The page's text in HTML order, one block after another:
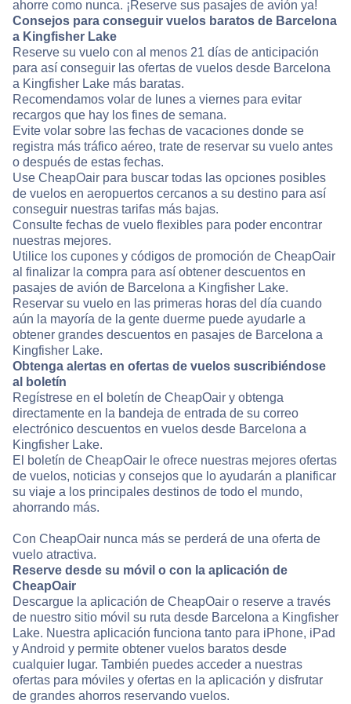
ahorre como nunca. ¡Reserve sus pasajes de avión ya!
Consejos para conseguir vuelos baratos de Barcelona
a Kingfisher Lake
Reserve su vuelo con al menos 21 días de anticipación
para así conseguir las ofertas de vuelos desde Barcelona
a Kingfisher Lake más baratas.
Recomendamos volar de lunes a viernes para evitar
recargos que hay los fines de semana.
Evite volar sobre las fechas de vacaciones donde se
registra más tráfico aéreo, trate de reservar su vuelo antes
o después de estas fechas.
Use CheapOair para buscar todas las opciones posibles
de vuelos en aeropuertos cercanos a su destino para así
conseguir nuestras tarifas más bajas.
Consulte fechas de vuelo flexibles para poder encontrar
nuestras mejores.
Utilice los cupones y códigos de promoción de CheapOair
al finalizar la compra para así obtener descuentos en
pasajes de avión de Barcelona a Kingfisher Lake.
Reservar su vuelo en las primeras horas del día cuando
aún la mayoría de la gente duerme puede ayudarle a
obtener grandes descuentos en pasajes de Barcelona a
Kingfisher Lake.
Obtenga alertas en ofertas de vuelos suscribiéndose
al boletín
Regístrese en el boletín de CheapOair y obtenga
directamente en la bandeja de entrada de su correo
electrónico descuentos en vuelos desde Barcelona a
Kingfisher Lake.
El boletín de CheapOair le ofrece nuestras mejores ofertas
de vuelos, noticias y consejos que lo ayudarán a planificar
su viaje a los principales destinos de todo el mundo,
ahorrando más.
Con CheapOair nunca más se perderá de una oferta de
vuelo atractiva.
Reserve desde su móvil o con la aplicación de
CheapOair
Descargue la aplicación de CheapOair o reserve a través
de nuestro sitio móvil su ruta desde Barcelona a Kingfisher
Lake. Nuestra aplicación funciona tanto para iPhone, iPad
y Android y permite obtener vuelos baratos desde
cualquier lugar. También puedes acceder a nuestras
ofertas para móviles y ofertas en la aplicación y disfrutar
de grandes ahorros reservando vuelos.